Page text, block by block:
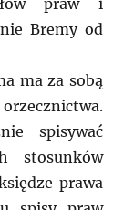
praw i
Bremy od
ma za sobą
spisywać
stosunków
prawa